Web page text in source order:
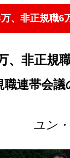
、非正規職6
、非正規
職連帯会
ユン